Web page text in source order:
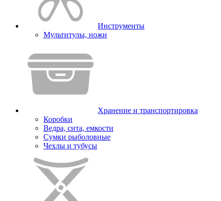
Инструменты
Мультитулы, ножи
Хранение и транспортировка
Коробки
Ведра, сита, емкости
Сумки рыболовные
Чехлы и тубусы